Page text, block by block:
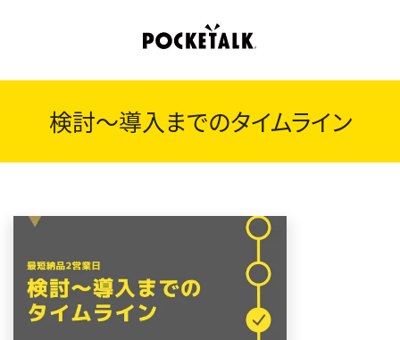
検討～導入までのタイムライン